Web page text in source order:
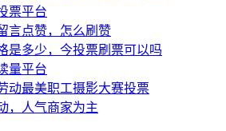
票平台
言点赞，怎么刷赞
是多少，今投票刷票可以吗
量平台
动最美职工摄影大赛投票
，人气商家为主